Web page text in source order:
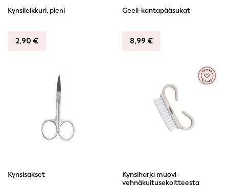
Kynsileikkuri, pieni
2,90 €
Geeli-kantapääsukat
8,99 €
Kynsisakset
Kynsiharja muovi-
vehnäkuitusekoitteesta